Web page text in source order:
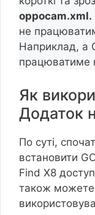
oppocam.xml.
не
Наприклад, a
працюватиме
Як
Додаток
По суті,
встановити
Find X8
також можете